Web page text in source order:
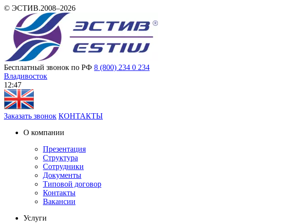
© ЭСТИВ.2008–2026
Бесплатный звонок по РФ 8 (800) 234 0 234
Владивосток
12 47
Заказать звонок КОНТАКТЫ
О компании
Презентация
Структура
Сотрудники
Документы
Типовой договор
Контакты
Вакансии
Услуги